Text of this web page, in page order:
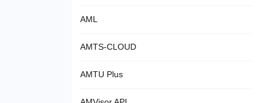
AML
AMTS-CLOUD
AMTU Plus